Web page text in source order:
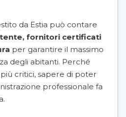
da Estia può contare
fornitori certificati
per garantire il massimo
degli abitanti. Perché
critici, sapere di poter
professionale fa